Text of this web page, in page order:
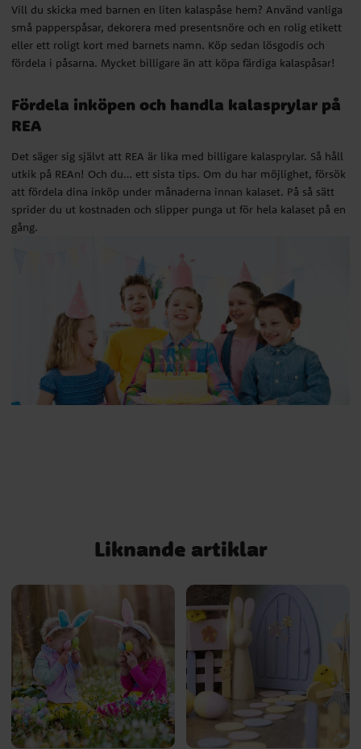
Det säger sig självt att REA är lika med billigare kalasprylar. Så håll
utkik på REAn! Och du… ett sista tips. Om du har möjlighet, försök
att fördela dina inköp under månaderna innan kalaset. På så sätt
sprider du ut kostnaden och slipper punga ut för hela kalaset på en
Vill du skicka med barnen en liten kalaspåse hem? Använd vanliga
små papperspåsar, dekorera med presentsnöre och en rolig etikett
eller ett roligt kort med barnets namn. Köp sedan lösgodis och
fördela i påsarna. Mycket billigare än att köpa färdiga kalaspåsar!
Fördela inköpen och handla kalasprylar på
REA
Det säger sig självt att REA är lika med billigare kalasprylar. Så håll
utkik på REAn! Och du… ett sista tips. Om du har möjlighet, försök
att fördela dina inköp under månaderna innan kalaset. På så sätt
sprider du ut kostnaden och slipper punga ut för hela kalaset på en
gång.
Liknande artiklar